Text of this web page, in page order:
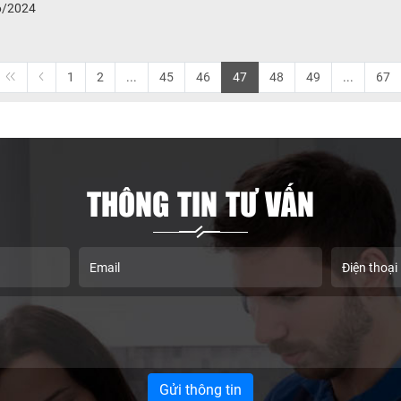
2024
1 2 ... 45 46 47 48 49 ... 67
THÔNG TIN TƯ VẤN